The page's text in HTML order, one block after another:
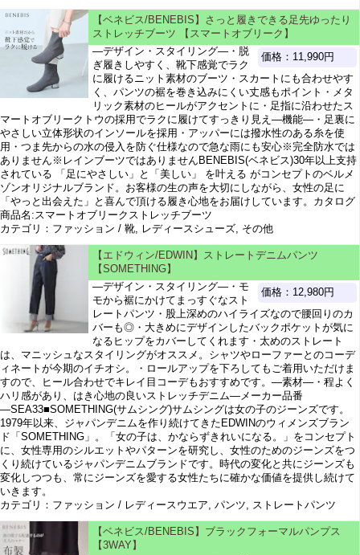
【ベネビス/BENEBIS】さっと履きできる足先ゆったり
ストレッチブーツ 【スマートオブリーク】
価格：11,990円
―デザイン・スタイリング―・脱
ぎ履きしやすく、靴下感覚でラク
に履けるニット素材のブーツ・スカートにも合わせやす
く、パンツの裾を巻き込みにくい丈感もポイント・メタ
リック素材のヒールがアクセントに・足指に沿わせたス
マートオブリークトウの採用でラクに履けてすっきり見え―機能―・足裏に
やさしい立体形状のインソールを採用・アッパーには撥水性のある糸を使
用・つま先からの水の侵入を防ぐ仕様なので急な雨にも安心※完全防水では
ありません※レインブーツではありませんBENEBIS(ベネビス)30年以上支持
されている 「足にやさしい」と「美しい」 を叶える がコンセプトのベルメ
ゾンオリジナルブランド。お客様の生の声を大切にしながら、女性の足に
「やっと出会えた」と喜んで頂ける履き心地をお届けしています。カタログ
商品名:スマートオブリークストレッチブーツ
カテゴリ：ファッション / 靴, レディースシューズ, その他
【エドウィン/EDWIN】ストレートデニムパンツ
【SOMETHING】
価格：12,980円
―デザイン・スタイリング―・モ
モから裾にかけてまっすぐなスト
レートパンツ・股上深めのハイライズなので腰回りのカ
バーも◎・大きめにデザインしたバックポケットが気に
なるヒップをカバーしてくれます・太めのストレート
は、マニッシュなスタイリングがオススメ。シャツやローファーとのコーデ
ィネートが今期のイチオシ。・ロールアップを下ろしてもご着用いただけま
すので、ヒール合わせでキレイ目コーデもおすすめです。―素材―・程よく
ハリ感があり、はき心地の良いストレッチデニム―メーカー品番
―SEA33■SOMETHING(サムシング)サムシングは女の子のジーンズです。
1979年以来、ジャパンデニムを作り続けてきたEDWINのウィメンズブラン
ド「SOMETHING」。「女の子は、かならずきれいになる。」をコンセプト
に、女性専用のシルエットやパターンを研究し、女性のためのジーンズをつ
くり続けているジャパンデニムブランドです。時代の変化と共にジーンズも
変化しつつも、常にジーンズを愛する女性たちに確かな価値を提供し続けて
いきます。
カテゴリ：ファッション / レディースウエア, パンツ, ストレートパンツ
【ベネビス/BENEBIS】ブラックフォーマルパンプス
【3WAY】